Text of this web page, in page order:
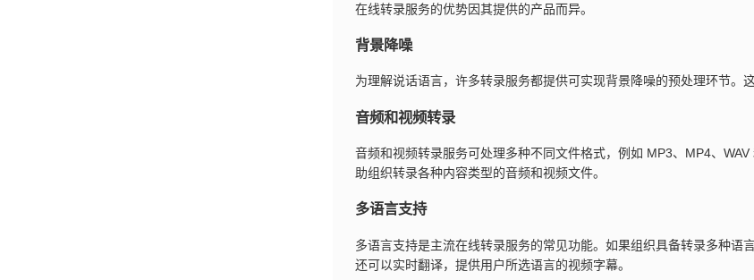
在线转录服务的优势因其提供的产品而异。
背景降噪
为理解说话语言，许多转录服务都提供可实现背景降噪的预处理环节。
音频和视频转录
音频和视频转录服务可处理多种不同文件格式，例如 MP3、MP4、
助组织转录各种内容类型的音频和视频文件。
多语言支持
多语言支持是主流在线转录服务的常见功能。如果组织具备转录多种
还可以实时翻译，提供用户所选语言的视频字幕。